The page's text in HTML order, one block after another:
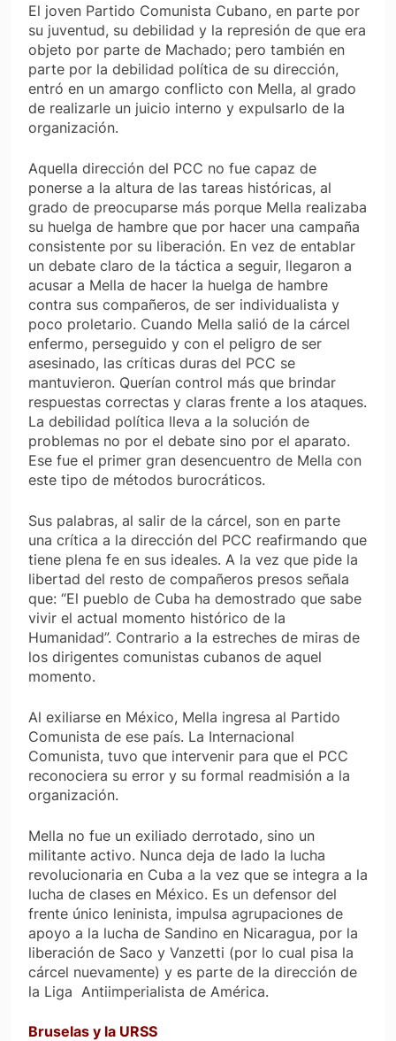
El joven Partido Comunista Cubano, en parte por
su juventud, su debilidad y la represión de que era
objeto por parte de Machado; pero también en
parte por la debilidad política de su dirección,
entró en un amargo conflicto con Mella, al grado
de realizarle un juicio interno y expulsarlo de la
organización.
Aquella dirección del PCC no fue capaz de
ponerse a la altura de las tareas históricas, al
grado de preocuparse más porque Mella realizaba
su huelga de hambre que por hacer una campaña
consistente por su liberación. En vez de entablar
un debate claro de la táctica a seguir, llegaron a
acusar a Mella de hacer la huelga de hambre
contra sus compañeros, de ser individualista y
poco proletario. Cuando Mella salió de la cárcel
enfermo, perseguido y con el peligro de ser
asesinado, las críticas duras del PCC se
mantuvieron. Querían control más que brindar
respuestas correctas y claras frente a los ataques.
La debilidad política lleva a la solución de
problemas no por el debate sino por el aparato.
Ese fue el primer gran desencuentro de Mella con
este tipo de métodos burocráticos.
Sus palabras, al salir de la cárcel, son en parte
una crítica a la dirección del PCC reafirmando que
tiene plena fe en sus ideales. A la vez que pide la
libertad del resto de compañeros presos señala
que: “El pueblo de Cuba ha demostrado que sabe
vivir el actual momento histórico de la
Humanidad”. Contrario a la estreches de miras de
los dirigentes comunistas cubanos de aquel
momento.
Al exiliarse en México, Mella ingresa al Partido
Comunista de ese país. La Internacional
Comunista, tuvo que intervenir para que el PCC
reconociera su error y su formal readmisión a la
organización.
Mella no fue un exiliado derrotado, sino un
militante activo. Nunca deja de lado la lucha
revolucionaria en Cuba a la vez que se integra a la
lucha de clases en México. Es un defensor del
frente único leninista, impulsa agrupaciones de
apoyo a la lucha de Sandino en Nicaragua, por la
liberación de Saco y Vanzetti (por lo cual pisa la
cárcel nuevamente) y es parte de la dirección de
la Liga Antiimperialista de América.
Bruselas y la URSS